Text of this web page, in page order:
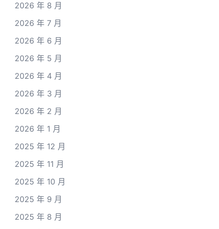
2026 年 8 月
2026 年 7 月
2026 年 6 月
2026 年 5 月
2026 年 4 月
2026 年 3 月
2026 年 2 月
2026 年 1 月
2025 年 12 月
2025 年 11 月
2025 年 10 月
2025 年 9 月
2025 年 8 月